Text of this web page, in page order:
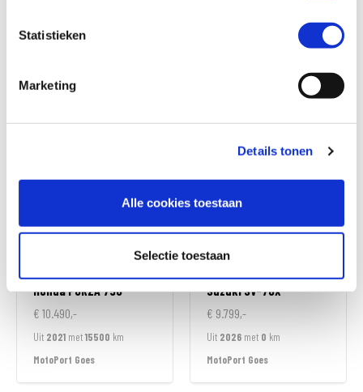
Statistieken
Marketing
Details tonen
Alle cookies toestaan
Selectie toestaan
MotoPort Goes
MotoPort Goes
HondaFORZA 750
€ 10.490,-
Uit 2021 met15500 km
MotoPort Goes
SuzukiSV-7GX
€ 9.799,-
Uit 2026 met 0 km
MotoPort Goes